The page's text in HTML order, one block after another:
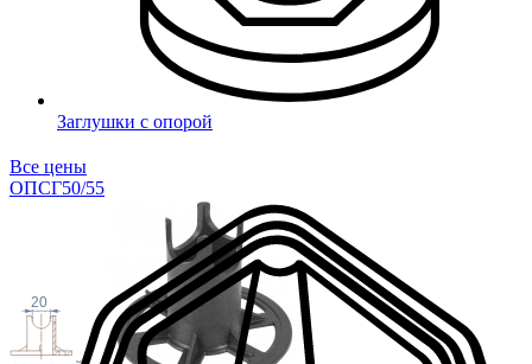
Заглушки с опорой
Все цены
ОПСГ50/55
20